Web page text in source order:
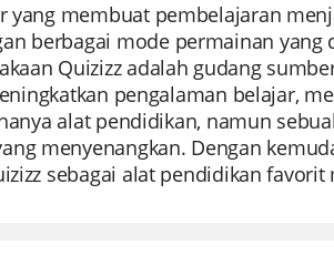
yang membuat pembelajaran
berbagai mode permainan
Quizizz adalah gudang
pengalaman belajar,
alat pendidikan, namun
menyenangkan. Dengan
sebagai alat pendidikan favorit